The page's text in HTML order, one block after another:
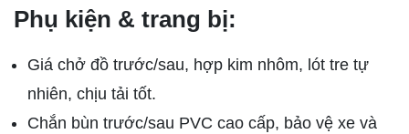
Phụ kiện & trang bị:
Giá chở đồ trước/sau, hợp kim nhôm, lót tre tự
nhiên, chịu tải tốt.
Chắn bùn trước/sau PVC cao cấp, bảo vệ xe và